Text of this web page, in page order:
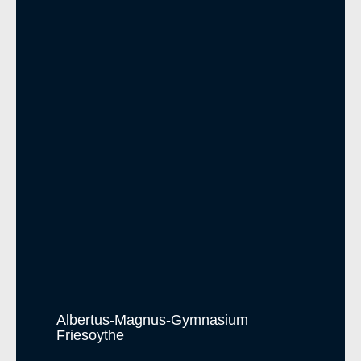
Albertus-Magnus-Gymnasium
Friesoythe